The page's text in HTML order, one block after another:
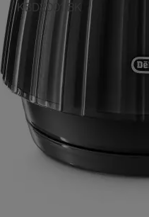
KBD2001.BK